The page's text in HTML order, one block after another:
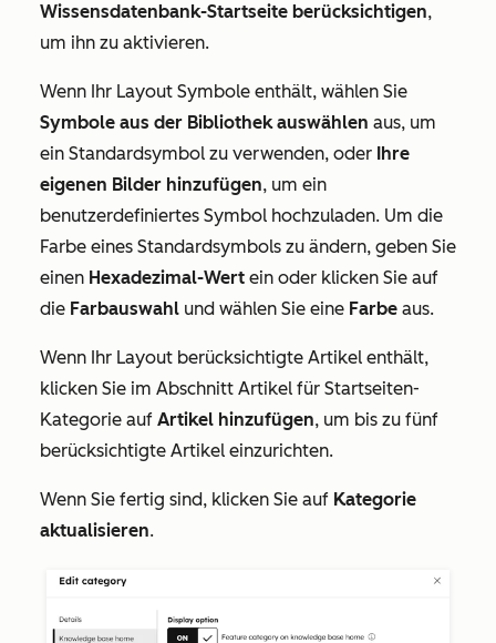
Wissensdatenbank-Startseite berücksichtigen,
um ihn zu aktivieren.
Wenn Ihr Layout Symbole enthält, wählen Sie
Symbole aus der Bibliothek auswählen aus, um
ein Standardsymbol zu verwenden, oder Ihre
eigenen Bilder hinzufügen, um ein
benutzerdefiniertes Symbol hochzuladen. Um die
Farbe eines Standardsymbols zu ändern, geben Sie
einen Hexadezimal-Wert ein oder klicken Sie auf
die Farbauswahl und wählen Sie eine Farbe aus.
Wenn Ihr Layout berücksichtigte Artikel enthält,
klicken Sie im Abschnitt Artikel für Startseiten-
Kategorie auf Artikel hinzufügen, um bis zu fünf
berücksichtigte Artikel einzurichten.
Wenn Sie fertig sind, klicken Sie auf Kategorie
aktualisieren.